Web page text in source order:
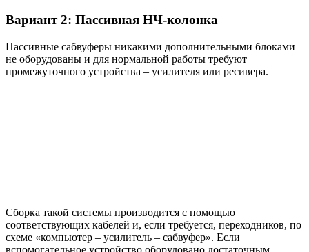
Вариант 2: Пассивная НЧ-колонка
Пассивные сабвуферы никакими дополнительными блоками
не оборудованы и для нормальной работы требуют
промежуточного устройства – усилителя или ресивера.
Сборка такой системы производится с помощью
соответствующих кабелей и, если требуется, переходников, по
схеме «компьютер – усилитель – сабвуфер». Если